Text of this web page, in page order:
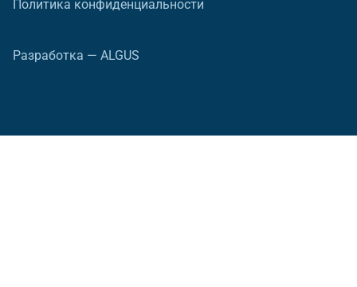
Политика конфиденциальности
Разработка — ALGUS